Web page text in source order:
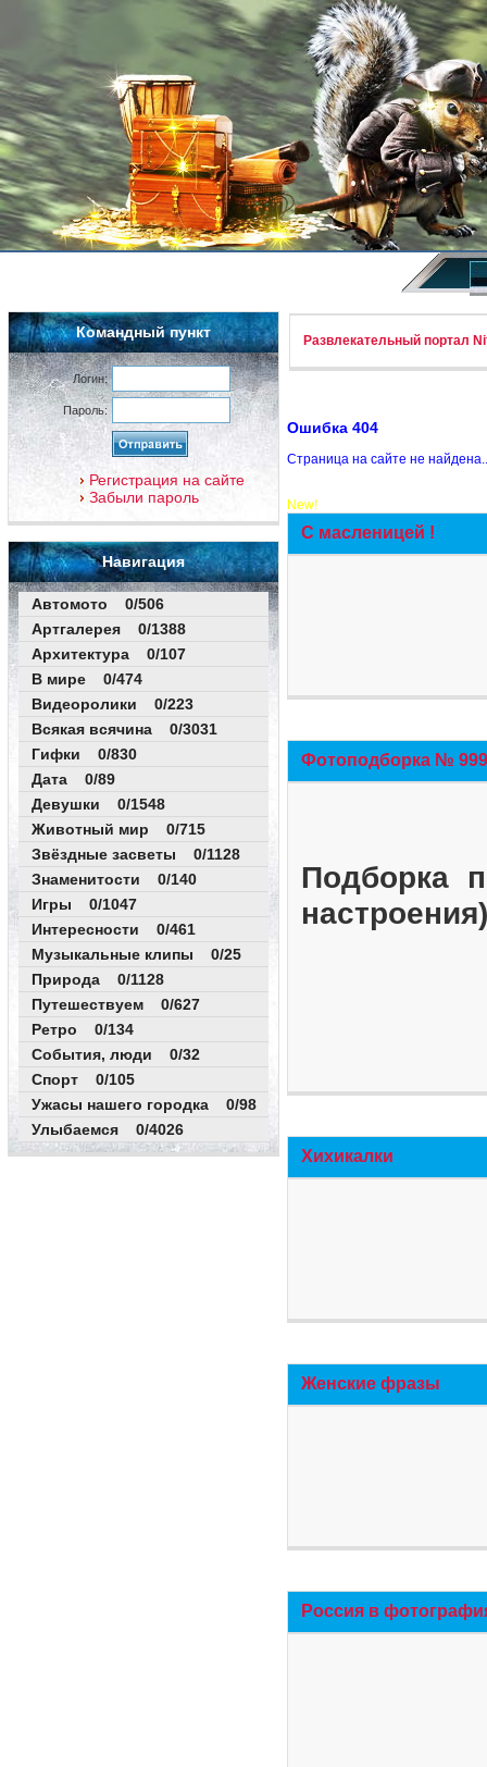
Командный пункт
Логин:
Пароль:
Регистрация на сайте
Забыли пароль
Навигация
Автомото 0/506
Артгалерея 0/1388
Архитектура 0/107
В мире 0/474
Видеоролики 0/223
Всякая всячина 0/3031
Гифки 0/830
Дата 0/89
Девушки 0/1548
Животный мир 0/715
Звёздные засветы 0/1128
Знаменитости 0/140
Игры 0/1047
Интересности 0/461
Музыкальные клипы 0/25
Природа 0/1128
Путешествуем 0/627
Ретро 0/134
События, люди 0/32
Спорт 0/105
Ужасы нашего городка 0/98
Улыбаемся 0/4026
Развлекательный портал
Ошибка 404
Страница на сайте не
New!
С масленицей !
Фотоподборка №
Подборка
Хихикалки
Женские фразы
Россия в